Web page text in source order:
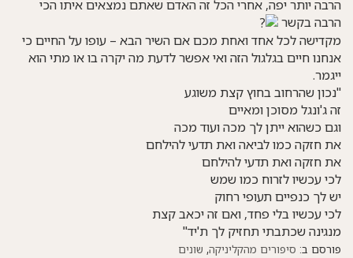
הרבה יותר יפה, אחרי הכל זה האדם שאתם נמצאים איתו הכי
הרבה בקשר
מקדישה לכל אחד ואחת מכם אם השיר הבא – עופו על החיים כי
אנחנו חיים בגלגול הזה ואי אפשר לדעת מה יקרה בו או מתי הוא
ייגמר.
"נכון שהרחוב בחוץ קצת משוגע
זה ג'ונגל מסוכן ומאיים
וגם כשהוא ייתן לך מכה ועוד מכה
את חזקה כמו לביאה ואת תדעי להילחם
את חזקה ואת תדעי להילחם
לכי עכשיו לזרוח כמו שמש
יש לך כנפיים תעופי רחוק
לכי עכשיו בלי פחד, ואם זה יכאב קצת
מנגינה שכתבתי תחזיק לך ת'יד"
פורסם ב: סיפורים מהקליניקה, שונים